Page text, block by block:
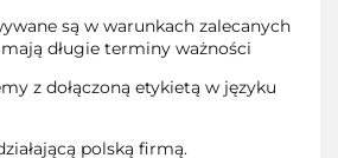
są w warunkach zalecanych
długie terminy ważności
z dołączoną etykietą w języku
polską firmą.